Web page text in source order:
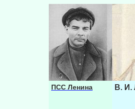
ПСС Ленина В. И.